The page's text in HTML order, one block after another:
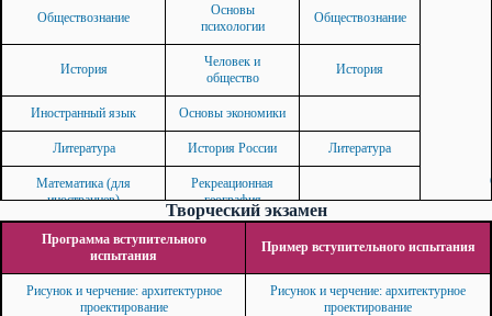
Обществознание
Основы
психологии
Обществознание
История
Человек и
общество
История
Иностранный язык Основы экономики
Литература История России Литература
Математика (для
иностранцев)
Рекреационная
география
Физика (для
иностранцев)
Иностранный язык
Отечественная и
Творческий экзамен
Программа вступительного
испытания
Пример вступительного испытания
Рисунок и черчение: архитектурное
проектирование
Рисунок и черчение: архитектурное
проектирование